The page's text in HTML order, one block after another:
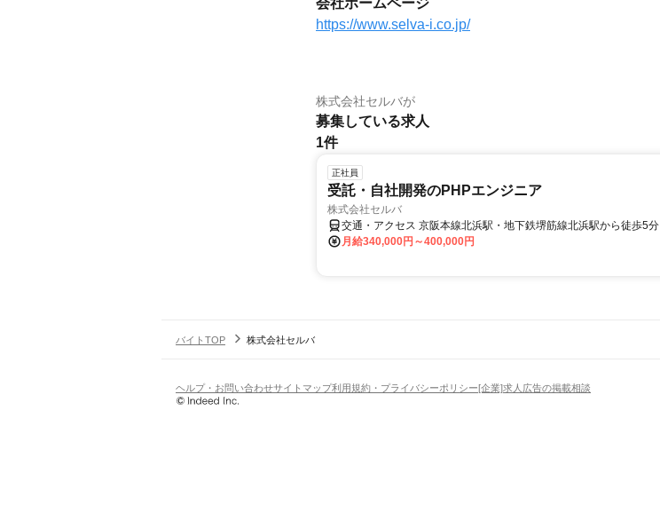
会社ホームページ
https://www.selva-i.co.jp/
株式会社セルバが
募集している求人
1件
正社員
受託・自社開発のPHPエンジニア
株式会社セルバ
月給340,000円～400,000円
交通・アクセス 京阪本線北浜駅・地下鉄堺筋線北浜駅から徒歩5分
バイトTOP 株式会社セルバ
ヘルプ・お問い合わせサイトマップ利用規約・プライバシーポリシー[企業]求人広告の掲載相談